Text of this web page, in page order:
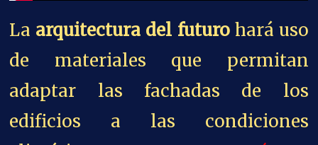
La arquitectura del futurohará uso
de materiales que permitan
adaptar las fachadas de los
edificios a las condiciones